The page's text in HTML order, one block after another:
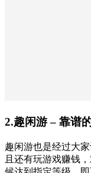
2.趣闲游 – 靠谱
趣闲游也是经过大
且还有玩游戏赚钱